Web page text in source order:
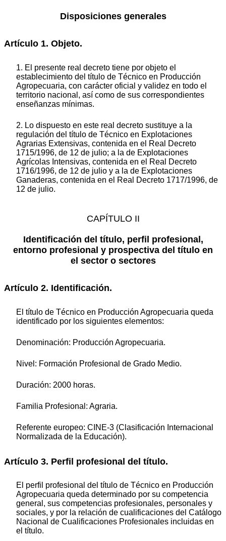
Disposiciones generales
Artículo 1. Objeto.
1. El presente real decreto tiene por objeto el
establecimiento del título de Técnico en Producción
Agropecuaria, con carácter oficial y validez en todo el
territorio nacional, así como de sus correspondientes
enseñanzas mínimas.
2. Lo dispuesto en este real decreto sustituye a la
regulación del título de Técnico en Explotaciones
Agrarias Extensivas, contenida en el Real Decreto
1715/1996, de 12 de julio; a la de Explotaciones
Agrícolas Intensivas, contenida en el Real Decreto
1716/1996, de 12 de julio y a la de Explotaciones
Ganaderas, contenida en el Real Decreto 1717/1996, de
12 de julio.
CAPÍTULO II
Identificación del título, perfil profesional,
entorno profesional y prospectiva del título en
el sector o sectores
Artículo 2. Identificación.
El título de Técnico en Producción Agropecuaria queda
identificado por los siguientes elementos:
Denominación: Producción Agropecuaria.
Nivel: Formación Profesional de Grado Medio.
Duración: 2000 horas.
Familia Profesional: Agraria.
Referente europeo: CINE-3 (Clasificación Internacional
Normalizada de la Educación).
Artículo 3. Perfil profesional del título.
El perfil profesional del título de Técnico en Producción
Agropecuaria queda determinado por su competencia
general, sus competencias profesionales, personales y
sociales, y por la relación de cualificaciones del Catálogo
Nacional de Cualificaciones Profesionales incluidas en
el título.